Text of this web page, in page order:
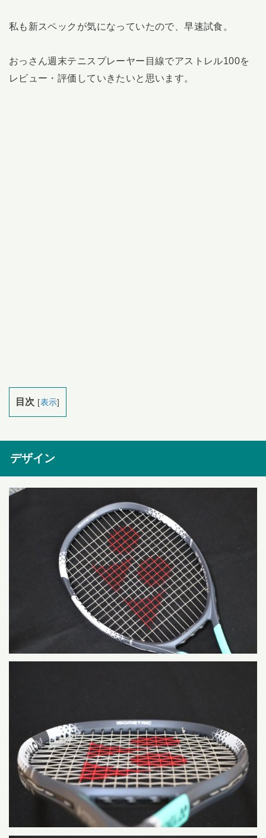
私も新スペックが気になっていたので、早速試食。
おっさん週末テニスプレーヤー目線でアストレル100を
レビュー・評価していきたいと思います。
目次 [表示]
デザイン